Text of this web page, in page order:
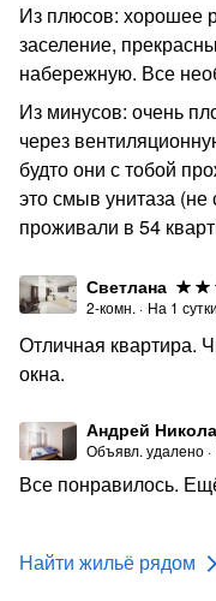
Из плюсов: хорошее
заселение,
набережную. Все
Из минусов: очень
через
будто они с тобой
это смыв унитаза
проживали в 54
Светлана
2-комн. · На 1 сутки
Отличная квартира.
окна.
Андрей
Объявл. удалено ·
Все понравилось.
Найти жильё рядом